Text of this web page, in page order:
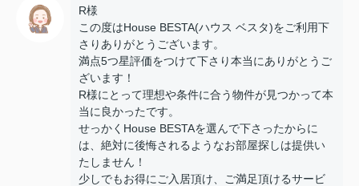
R様
この度はHouse BESTA(ハウス ベスタ)をご利用下
さりありがとうございます。
満点5つ星評価をつけて下さり本当にありがとうご
ざいます！
R様にとって理想や条件に合う物件が見つかって本
当に良かったです。
せっかくHouse BESTAを選んで下さったからに
は、絶対に後悔されるようなお部屋探しは提供い
たしません！
少しでもお得にご入居頂け、ご満足頂けるサービ